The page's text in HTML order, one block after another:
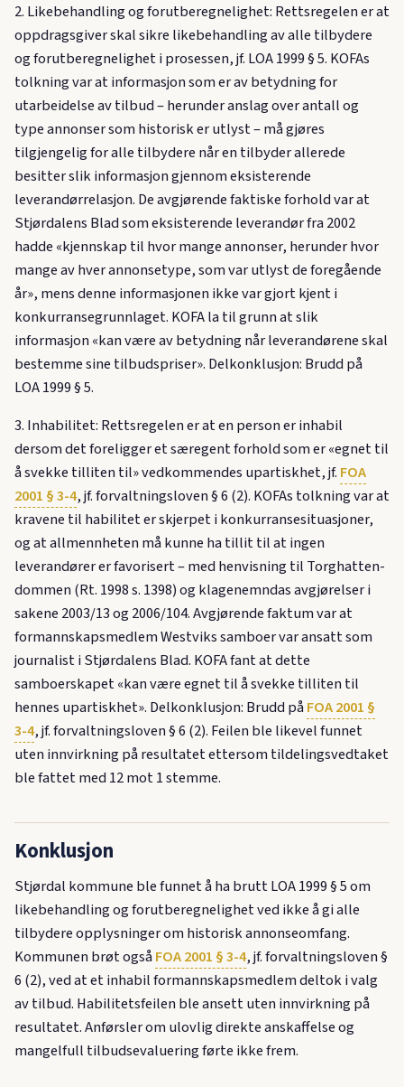
2. Likebehandling og forutberegnelighet: Rettsregelen er at
oppdragsgiver skal sikre likebehandling av alle tilbydere
og forutberegnelighet i prosessen, jf. LOA 1999 § 5. KOFAs
tolkning var at informasjon som er av betydning for
utarbeidelse av tilbud – herunder anslag over antall og
type annonser som historisk er utlyst – må gjøres
tilgjengelig for alle tilbydere når en tilbyder allerede
besitter slik informasjon gjennom eksisterende
leverandørrelasjon. De avgjørende faktiske forhold var at
Stjørdalens Blad som eksisterende leverandør fra 2002
hadde «kjennskap til hvor mange annonser, herunder hvor
mange av hver annonsetype, som var utlyst de foregående
år», mens denne informasjonen ikke var gjort kjent i
konkurransegrunnlaget. KOFA la til grunn at slik
informasjon «kan være av betydning når leverandørene skal
bestemme sine tilbudspriser». Delkonklusjon: Brudd på
LOA 1999 § 5.
3. Inhabilitet: Rettsregelen er at en person er inhabil
dersom det foreligger et særegent forhold som er «egnet til
å svekke tilliten til» vedkommendes upartiskhet, jf. FOA
2001 § 3-4, jf. forvaltningsloven § 6 (2). KOFAs tolkning var at
kravene til habilitet er skjerpet i konkurransesituasjoner,
og at allmennheten må kunne ha tillit til at ingen
leverandører er favorisert – med henvisning til Torghatten-
dommen (Rt. 1998 s. 1398) og klagenemndas avgjørelser i
sakene 2003/13 og 2006/104. Avgjørende faktum var at
formannskapsmedlem Westviks samboer var ansatt som
journalist i Stjørdalens Blad. KOFA fant at dette
samboerskapet «kan være egnet til å svekke tilliten til
hennes upartiskhet». Delkonklusjon: Brudd påFOA 2001 §
3-4, jf. forvaltningsloven § 6 (2). Feilen ble likevel funnet
uten innvirkning på resultatet ettersom tildelingsvedtaket
ble fattet med 12 mot 1 stemme.
Konklusjon
Stjørdal kommune ble funnet å ha brutt LOA 1999 § 5 om
likebehandling og forutberegnelighet ved ikke å gi alle
tilbydere opplysninger om historisk annonseomfang.
Kommunen brøt ogsåFOA 2001 § 3-4, jf. forvaltningsloven §
6 (2), ved at et inhabil formannskapsmedlem deltok i valg
av tilbud. Habilitetsfeilen ble ansett uten innvirkning på
resultatet. Anførsler om ulovlig direkte anskaffelse og
mangelfull tilbudsevaluering førte ikke frem.